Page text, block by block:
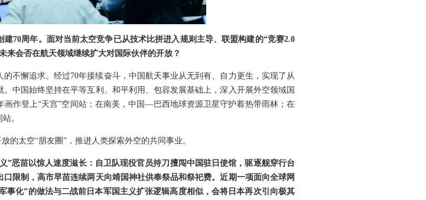
70周年。面对当前太空竞争已从技术比拼进入规则主导、联盟构建的“竞赛2.0
来会否在航天领域继续扩大对国际伙伴的开放？
不懈追求。经过70年接续奋斗，中国航天事业从无到有、自力更生，实现了从
中国始终坚持在平等互利、和平利用、包容发展基础上，深入开展外空领域国
作登上“天宫”空间站；在南美，中国—巴西地球资源卫星守护着热带雨林；在
。
的太空“朋友圈”，推进人类探索外空的共同事业。
”恶苗以惊人速度滋长：自卫队现役官员持刀擅闯中国驻日使馆，驱逐舰穿行台
限制，高市早苗连续两天向靖国神社供奉祭品和祭祀费。近期一项面向全球网
事化”的做法与二战前日本军国主义扩张逻辑高度相似，会将日本再次引向极其